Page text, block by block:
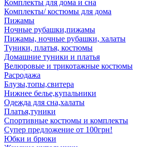
Комплекты для дома и сна
Комплекты/ костюмы для дома
Пижамы
Ночные рубашки,пижамы
Пижамы, ночные рубашки, халаты
Туники, платья, костюмы
Домашние туники и платья
Велюровые и трикотажные костюмы
Расродажа
Блузы,топы,свитера
Нижнее белье,купальники
Одежда для сна,халаты
Платья,туники
Спортивные костюмы и комплекты
Супер предложение от 100грн!
Юбки и брюки